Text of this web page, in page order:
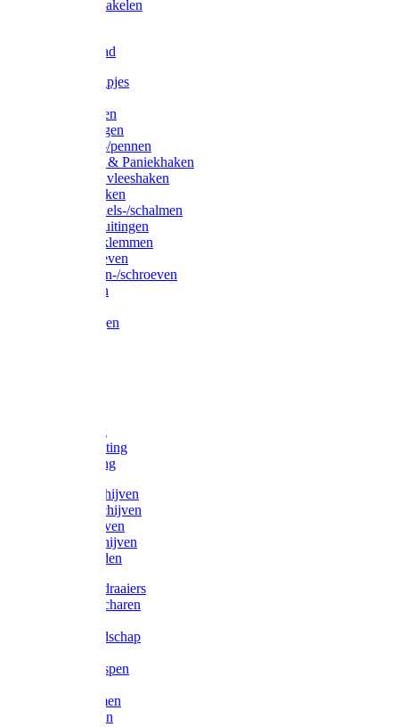
Heffen en takelen
Waslijndraad
Simplexknipjes
Sleutelringen
Gelaste ringen
Borgveren-/pennen
Musketons & Paniekhaken
S-haken & vleeshaken
Karabijnhaken
Noodschakels-/schalmen
Harp-/D-sluitingen
Staaldraadklemmen
Spanschroeven
Ringmoeren-/schroeven
Puntkousen
Aanlegringen
Voetketting
Scheepsketting
Victorketting
Afbraamschijven
Doorslijpschijven
Lamelschijven
Diamantschijven
Laselektroden
Schroevendraaiers
Tangen / Scharen
Meetgereedschap
Vijlen / Raspen
Lijmklemmen
Waterpassen